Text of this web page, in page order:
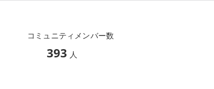
コミュニティメンバー数
393 人